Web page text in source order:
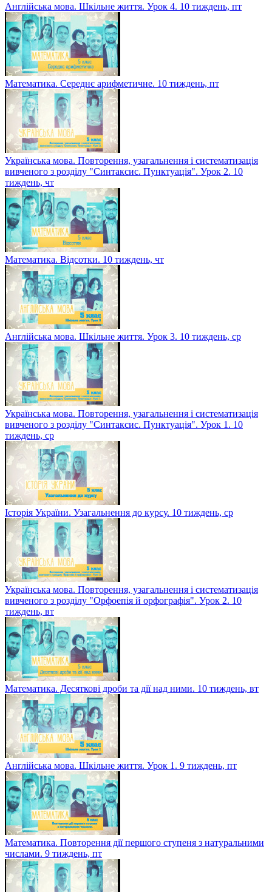
Англійська мова. Шкільне життя. Урок 4. 10 тиждень, пт
Математика. Середнє арифметичне. 10 тиждень, пт
Українська мова. Повторення, узагальнення і систематизація
вивченого з розділу "Синтаксис. Пунктуація". Урок 2. 10
тиждень, чт
Математика. Відсотки. 10 тиждень, чт
Англійська мова. Шкільне життя. Урок 3. 10 тиждень, ср
Українська мова. Повторення, узагальнення і систематизація
вивченого з розділу "Синтаксис. Пунктуація". Урок 1. 10
тиждень, ср
Історія України. Узагальнення до курсу. 10 тиждень, ср
Українська мова. Повторення, узагальнення і систематизація
вивченого з розділу "Орфоепія й орфографія". Урок 2. 10
тиждень, вт
Математика. Десяткові дроби та дії над ними. 10 тиждень, вт
Англійська мова. Шкільне життя. Урок 1. 9 тиждень, пт
Математика. Повторення дії першого ступеня з натуральними
числами. 9 тиждень, пт